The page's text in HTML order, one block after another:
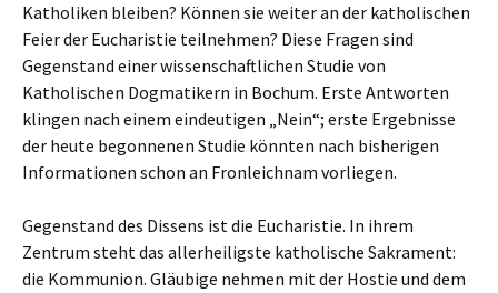
Katholiken bleiben? Können sie weiter an der katholischen
Feier der Eucharistie teilnehmen? Diese Fragen sind
Gegenstand einer wissenschaftlichen Studie von
Katholischen Dogmatikern in Bochum. Erste Antworten
klingen nach einem eindeutigen „Nein“; erste Ergebnisse
der heute begonnenen Studie könnten nach bisherigen
Informationen schon an Fronleichnam vorliegen.
Gegenstand des Dissens ist die Eucharistie. In ihrem
Zentrum steht das allerheiligste katholische Sakrament:
die Kommunion. Gläubige nehmen mit der Hostie und dem